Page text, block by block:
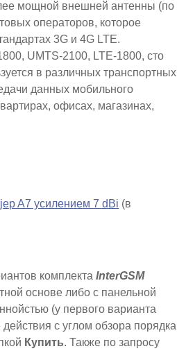
мощной внешней антенны (по
операторов, которое
3G и 4G LTE.
UMTS-2100, LTE-1800, сто
в различных транспортных
данных мобильного
офисах, магазинах,
A7 усилением 7 dBi (в
комплекта InterGSM
основе либо с панельной
(у первого варианта
с углом обзора порядка
Купить. Также по запросу